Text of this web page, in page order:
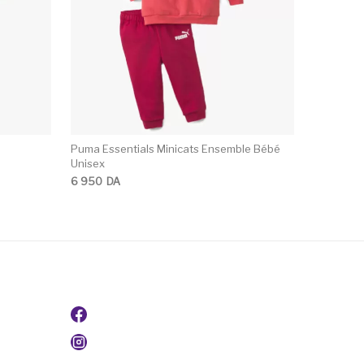
Puma Essentials Minicats Ensemble Bébé
Unisex
6 950 DA